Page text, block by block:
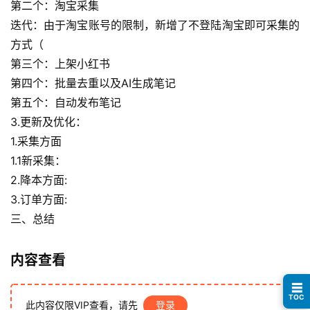
首
页
行
业
快
讯
开
眼
案
例
坑
登录 注册
第二个：淘宝采集
迭代：由于淘宝账号的限制，新增了不登陆淘宝即可采集的
方式（
第三个：上架小红书
第四个：批量去重以及AI生成笔记
第五个：自动发布笔记
3.更新及优化：
1.采集方面
1.1新采集：
2.降本方面:
3.订单方面:
三、总结
内容查看
此内容仅限VIP查看，请先 登录
☰
TOC